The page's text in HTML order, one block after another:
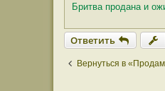
и
Бритва продана и
Ответить
Вернуться в